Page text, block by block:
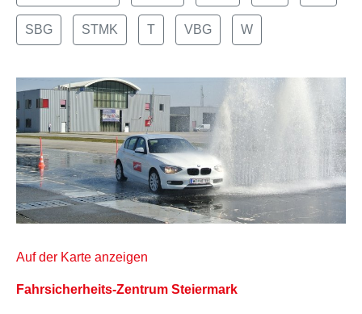
SBG STMK T VBG W
Auf der Karte anzeigen
Fahrsicherheits-Zentrum Steiermark